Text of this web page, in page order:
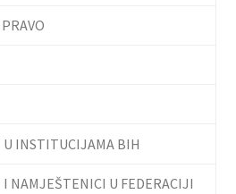
INSTITUCIJAMA BIH
NAMJEŠTENICI U FEDERACIJI